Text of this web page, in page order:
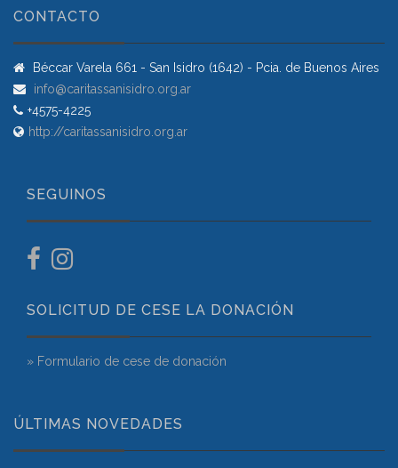
CONTACTO
Béccar Varela 661 - San Isidro (1642) - Pcia. de Buenos Aires
info@caritassanisidro.org.ar
+4575-4225
http://caritassanisidro.org.ar
SEGUINOS
SOLICITUD DE CESE LA DONACIÓN
» Formulario de cese de donación
ÚLTIMAS NOVEDADES